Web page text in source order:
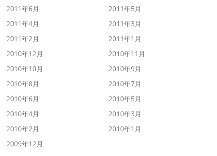
2011年6月
2011年5月
2011年4月
2011年3月
2011年2月
2011年1月
2010年12月
2010年11月
2010年10月
2010年9月
2010年8月
2010年7月
2010年6月
2010年5月
2010年4月
2010年3月
2010年2月
2010年1月
2009年12月